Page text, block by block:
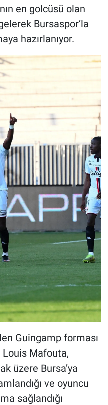
en golcüsü olan
Bursaspor’la
hazırlanıyor.
Guingamp forması
Louis Mafouta,
üzere Bursa’ya
ve oyuncu
sağlandığı